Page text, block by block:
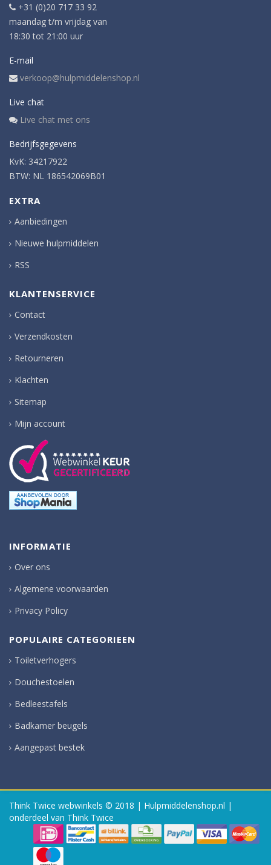
+31 (0)20 717 33 92
maandag t/m vrijdag van
18:30 tot 21:00 uur
E-mail
verkoop@hulpmiddelenshop.nl
Live chat
Live chat met ons
Bedrijfsgegevens
KvK: 34217922
BTW: NL 186542069B01
EXTRA
Aanbiedingen
Nieuwe hulpmiddelen
RSS
KLANTENSERVICE
Contact
Verzendkosten
Retourneren
Klachten
Sitemap
Mijn account
INFORMATIE
Over ons
Algemene voorwaarden
Privacy Policy
POPULAIRE CATEGORIEEN
Toiletverhogers
Douchestoelen
Bedleestafels
Badkamer beugels
Aangepast bestek
Think Twice webwinkels © 2018 | Hulpmiddelenshop.nl |
onderdeel van Think Twice